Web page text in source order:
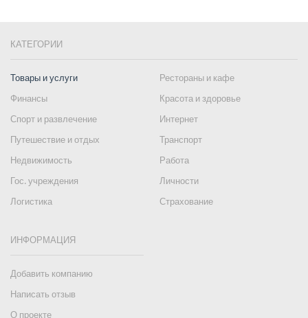
КАТЕГОРИИ
Товары и услуги
Рестораны и кафе
Финансы
Красота и здоровье
Спорт и развлечение
Интернет
Путешествие и отдых
Транспорт
Недвижимость
Работа
Гос. учреждения
Личности
Логистика
Страхование
ИНФОРМАЦИЯ
Добавить компанию
Написать отзыв
О проекте